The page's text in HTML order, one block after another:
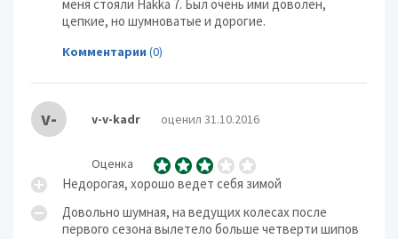
меня стояли Hakka 7. Был очень ими доволен,
цепкие, но шумноватые и дорогие.
Комментарии (0)
v- v-v-kadr оценил 31.10.2016
Оценка
Недорогая, хорошо ведет себя зимой
Довольно шумная, на ведущих колесах после
первого сезона вылетело больше четверти шипов